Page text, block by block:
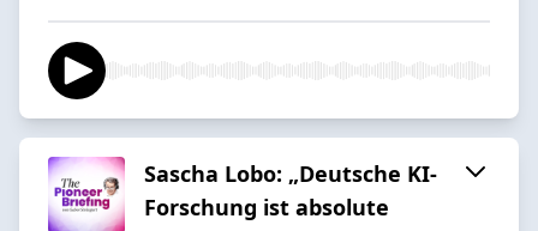
Sascha Lobo: „Deutsche KI-
Forschung ist absolute